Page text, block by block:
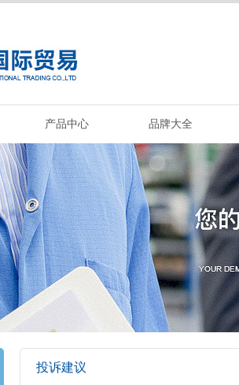
产品中心 品牌大全
投诉建议